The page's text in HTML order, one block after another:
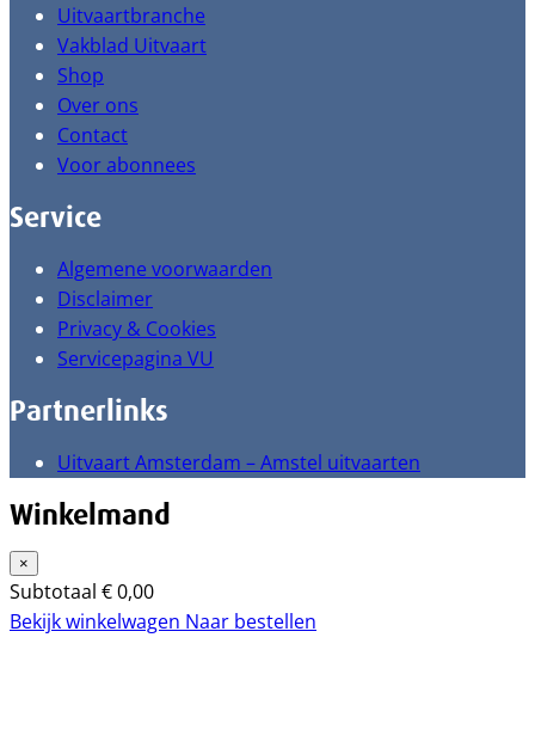
Uitvaartbranche
Vakblad Uitvaart
Shop
Over ons
Contact
Voor abonnees
Service
Algemene voorwaarden
Disclaimer
Privacy & Cookies
Servicepagina VU
Partnerlinks
Uitvaart Amsterdam – Amstel uitvaarten
Winkelmand
×
Subtotaal €0,00
Bekijk winkelwagen Naar bestellen